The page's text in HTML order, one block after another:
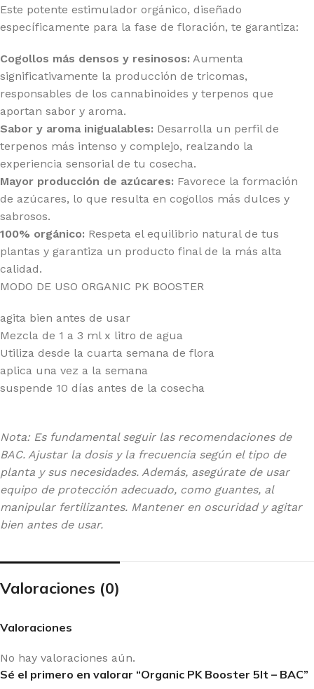
Este potente estimulador orgánico, diseñado
específicamente para la fase de floración, te garantiza:
Cogollos más densos y resinosos: Aumenta
significativamente la producción de tricomas,
responsables de los cannabinoides y terpenos que
aportan sabor y aroma.
Sabor y aroma inigualables: Desarrolla un perfil de
terpenos más intenso y complejo, realzando la
experiencia sensorial de tu cosecha.
Mayor producción de azúcares: Favorece la formación
de azúcares, lo que resulta en cogollos más dulces y
sabrosos.
100% orgánico: Respeta el equilibrio natural de tus
plantas y garantiza un producto final de la más alta
calidad.
MODO DE USO ORGANIC PK BOOSTER
agita bien antes de usar
Mezcla de 1 a 3 ml x litro de agua
Utiliza desde la cuarta semana de flora
aplica una vez a la semana
suspende 10 días antes de la cosecha
Nota: Es fundamental seguir las recomendaciones de
BAC. Ajustar la dosis y la frecuencia según el tipo de
planta y sus necesidades. Además, asegúrate de usar
equipo de protección adecuado, como guantes, al
manipular fertilizantes. Mantener en oscuridad y agitar
bien antes de usar.
Valoraciones (0)
Valoraciones
No hay valoraciones aún.
Sé el primero en valorar “Organic PK Booster 5lt – BAC”